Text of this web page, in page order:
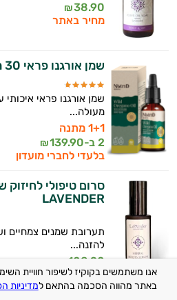
38.90
₪
מחיר באתר
שמן אורגנו פראי 30 מ״ל | נוטרי די
שמן אורגנו פראי
מעולה...
1+1 מתנה
2 ב-
139.90
₪
בלעדי לחברי מועדון
סרום טיפולי לחיזוק
LAVENDER
תערובת שמנים צמחיים
להזנה...
108.90
מחיר באתר
אנו משתמשים בקוקיז לשיפור חוויית
באתר מהווה הסכמה בהתאם למדיניות